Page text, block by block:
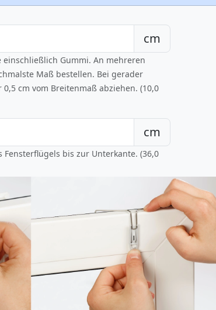
cm
einschließlich Gummi. An mehreren
Maß bestellen. Bei gerader
cm vom Breitenmaß abziehen. (10,0
cm
Fensterflügels bis zur Unterkante. (36,0